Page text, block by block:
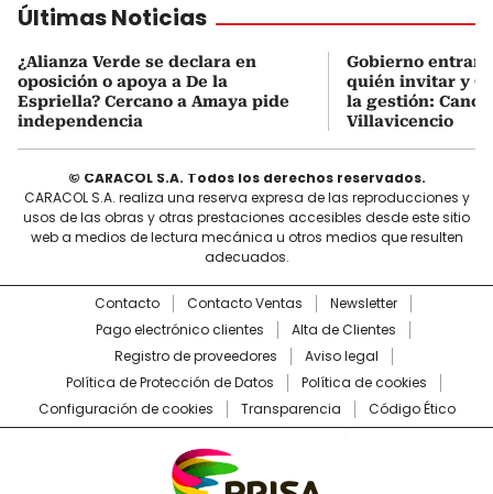
Últimas Noticias
¿Alianza Verde se declara en
oposición o apoya a De la
Espriella? Cercano a Amaya pide
independencia
Gobierno
quién invitar y
la gestión:
Villavicencio
© CARACOL S.A. Todos los derechos reservados.
CARACOL S.A. realiza una reserva expresa de las reproducciones y
usos de las obras y otras prestaciones accesibles desde este sitio
web a medios de lectura mecánica u otros medios que resulten
adecuados.
Contacto Contacto Ventas
Newsletter
Pago electrónico clientes
Alta de Clientes
Registro de proveedores
Aviso legal
Política de Protección de Datos
Política de cookies
Configuración de cookies
Transparencia Código Ético